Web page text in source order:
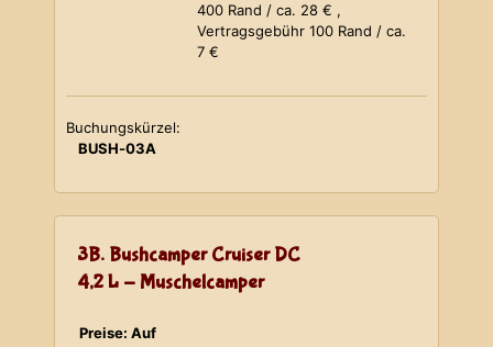
400 Rand / ca. 28 € ,
Vertragsgebühr 100 Rand / ca.
7 €
Buchungskürzel:
BUSH-03A
3B. Bushcamper Cruiser DC
4,2 L - Muschelcamper
Preise: Auf